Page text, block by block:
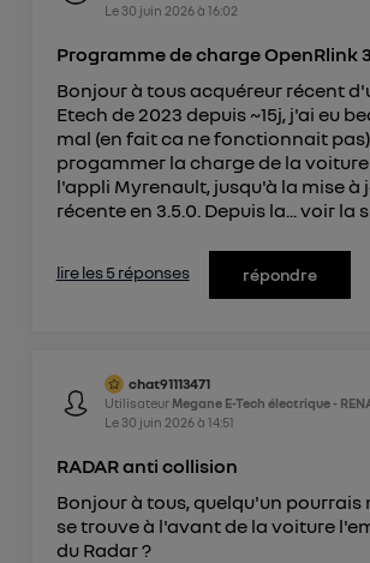
Le 30 juin 2026à 16:02
Programme de charge OpenRlink
Bonjour à tous acquéreur récent
Etech de 2023 depuis ~15j, j'ai eu
mal (en fait ca ne fonctionnait
progammer la charge de la
l'appli Myrenault, jusqu'à la mise à
récente en 3.5.0. Depuis la... voir la
lire les 5 réponses répondre
chat91113471
Utilisateur Megane E-Tech électrique -
Le 30 juin 2026à 14:51
RADAR anti collision
Bonjour à tous, quelqu'un pourrais
se trouve à l'avant de la voiture
du Radar ?